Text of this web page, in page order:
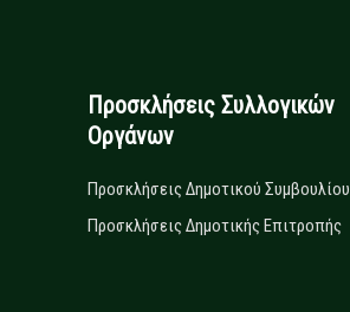
Προσκλήσεις Συλλογικών
Οργάνων
Προσκλήσεις Δημοτικού Συμβουλίου
Προσκλήσεις Δημοτικής Επιτροπής